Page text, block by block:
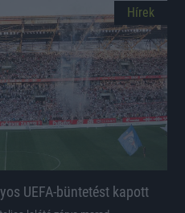
Hírek
UEFA-büntetést kapott